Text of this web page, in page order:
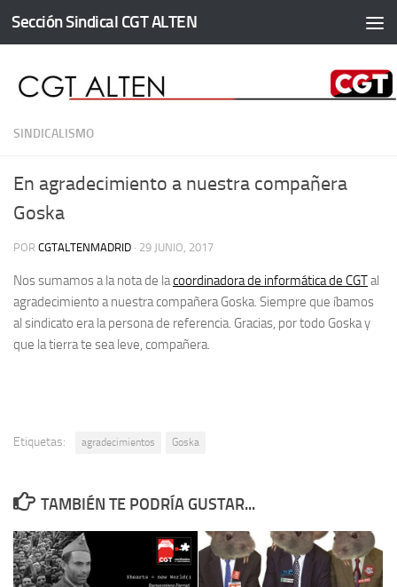
Saltar al contenido
Sección Sindical CGT ALTEN
SINDICALISMO
En agradecimiento a nuestra compañera
Goska
POR CGTALTENMADRID · 29 JUNIO, 2017
Nos sumamos a la nota de lacoordinadora de informática de CGTal
agradecimiento a nuestra compañera Goska. Siempre que íbamos
al sindicato era la persona de referencia. Gracias, por todo Goska y
que la tierra te sea leve, compañera.
Etiquetas: agradecimientos Goska
TAMBIÉN TE PODRÍA GUSTAR...